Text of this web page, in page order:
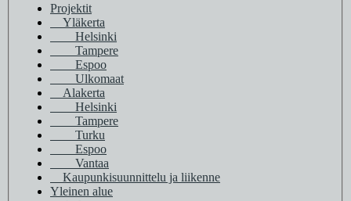
Projektit
Yläkerta
Helsinki
Tampere
Espoo
Ulkomaat
Alakerta
Helsinki
Tampere
Turku
Espoo
Vantaa
Kaupunkisuunnittelu ja liikenne
Yleinen alue